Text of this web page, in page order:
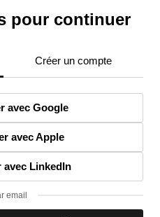
pour continuer
Créer un compte
avec Google
avec Apple
avec LinkedIn
email